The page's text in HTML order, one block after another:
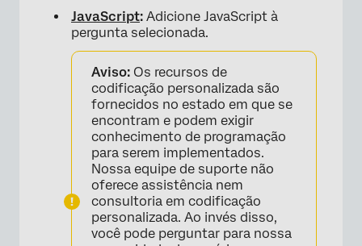
JavaScript: Adicione JavaScript à
pergunta selecionada.
Aviso: Os recursos de
codificação personalizada são
fornecidos no estado em que se
encontram e podem exigir
conhecimento de programação
para serem implementados.
Nossa equipe de suporte não
oferece assistência nem
consultoria em codificação
personalizada. Ao invés disso,
você pode perguntar para nossa